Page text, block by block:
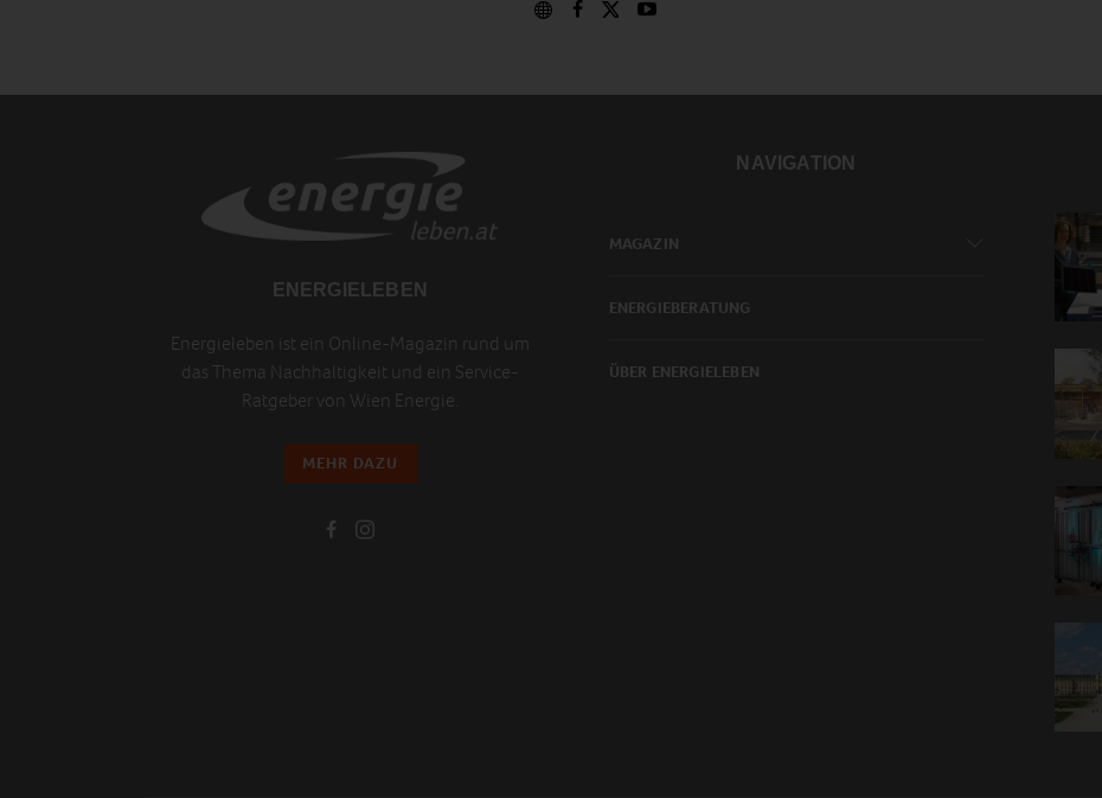
ENERGIELEBEN
Energieleben ist ein Online-Magazin rund um
das Thema Nachhaltigkeit und ein Service-
Ratgeber von Wien Energie.
MEHR DAZU
NAVIGATION
MAGAZIN
ENERGIEBERATUNG
ÜBER ENERGIELEBEN